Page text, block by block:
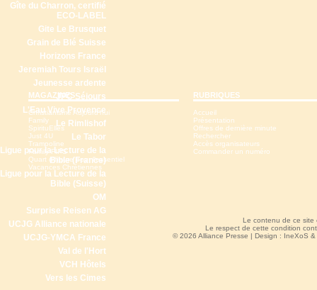
Gîte du Charron, certifié
ECO-LABEL
Gite Le Brusquet
Grain de Blé Suisse
Horizons France
Jeremiah Tours Israël
Jeunesse ardente
JPC Séjours
L'Eau Vive Provence
Le Rimlishof
Le Tabor
Ligue pour la Lecture de la
Bible (France)
Ligue pour la Lecture de la
Bible (Suisse)
OM
Surprise Reisen AG
UCJG Alliance nationale
UCJG-YMCA France
Val de l'Hort
VCH Hôtels
Vers les Cimes
MAGAZINES
Christianisme Aujourd'hui
Family
SpirituElles
Just 4U
Trampoline
Family-FIPS
Quart d'heure pour l'essentiel
Vacances Chrétiennes
RUBRIQUES
Accueil
Présentation
Offres de dernière minute
Rechercher
Accès organisateurs
Commander un numéro
Le contenu de ce site
Le respect de cette condition
© 2026 Alliance Presse | Design : IneXoS &